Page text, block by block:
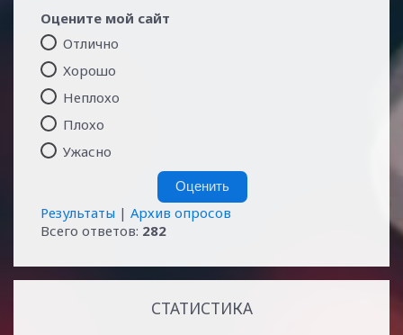
Оцените мой сайт
Отлично
Хорошо
Неплохо
Плохо
Ужасно
Результаты | Архив опросов
Всего ответов: 282
СТАТИСТИКА